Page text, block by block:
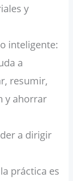
y
inteligente:
a
resumir,
y ahorrar
a dirigir
práctica es